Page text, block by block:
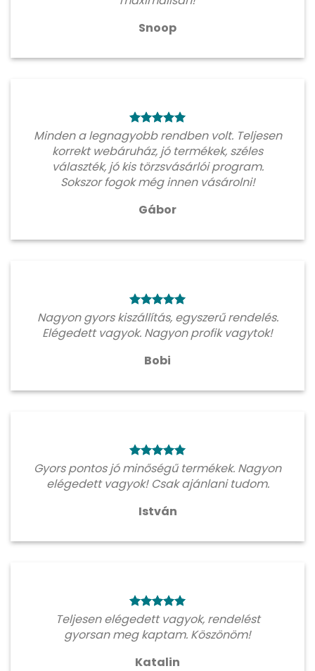
Snoop
Minden a legnagyobb rendben volt. Teljesen
korrekt webáruház, jó termékek, széles
választék, jó kis törzsvásárlói program.
Sokszor fogok még innen vásárolni!
Gábor
Nagyon gyors kiszállítás, egyszerű rendelés.
Elégedett vagyok. Nagyon profik vagytok!
Bobi
Gyors pontos jó minőségű termékek. Nagyon
elégedett vagyok! Csak ajánlani tudom.
István
Teljesen elégedett vagyok, rendelést
gyorsan meg kaptam. Köszönöm!
Katalin